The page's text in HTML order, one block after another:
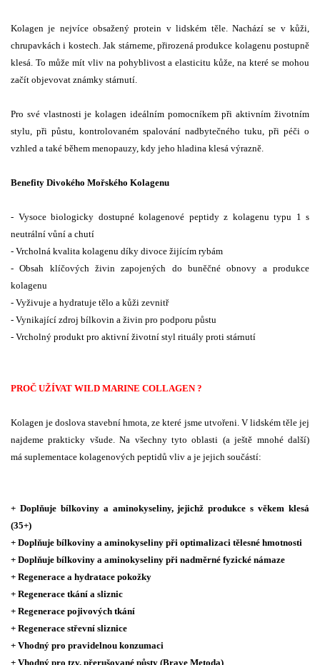
Kolagen je nejvíce obsažený protein v lidském těle. Nachází se v kůži,
chrupavkách i kostech. Jak stárneme, přirozená produkce kolagenu postupně
klesá. To může mít vliv na pohyblivost a elasticitu kůže, na které se mohou
začít objevovat známky stárnutí.
Pro své vlastnosti je kolagen ideálním pomocníkem při aktivním životním
stylu, při půstu, kontrolovaném spalování nadbytečného tuku, při péči o
vzhled a také během menopauzy, kdy jeho hladina klesá výrazně.
Benefity Divokého Mořského Kolagenu
- Vysoce biologicky dostupné kolagenové peptidy z kolagenu typu 1 s
neutrální vůní a chutí
- Vrcholná kvalita kolagenu díky divoce žijícím rybám
- Obsah klíčových živin zapojených do buněčné obnovy a produkce
kolagenu
- Vyživuje a hydratuje tělo a kůži zevnitř
- Vynikající zdroj bílkovin a živin pro podporu půstu
- Vrcholný produkt pro aktivní životní styl rituály proti stárnutí
PROČ UŽÍVAT WILD MARINE COLLAGEN?
Kolagen je doslova stavební hmota, ze které jsme utvořeni. V lidském těle jej
najdeme prakticky všude. Na všechny tyto oblasti (a ještě mnohé další)
má suplementace kolagenových peptidů vliv a je jejich součástí:
+ Doplňuje bílkoviny a aminokyseliny, jejichž produkce s věkem klesá
(35+)
+ Doplňuje bílkoviny a aminokyseliny při optimalizaci tělesné hmotnosti
+ Doplňuje bílkoviny a aminokyseliny při nadměrné fyzické námaze
+ Regenerace a hydratace pokožky
+ Regenerace tkání a sliznic
+ Regenerace pojivových tkání
+ Regenerace střevní sliznice
+ Vhodný pro pravidelnou konzumaci
+ Vhodný pro tzv. přerušované půsty (Brave Metoda)